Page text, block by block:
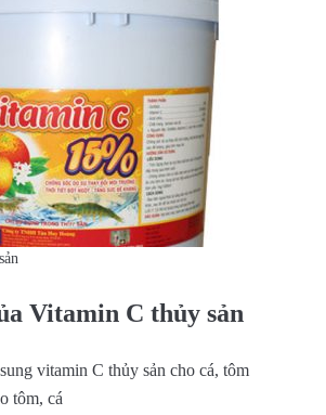
Vitamin C thủy sản
vitamin C thủy sản cho cá, tôm
tôm, cá